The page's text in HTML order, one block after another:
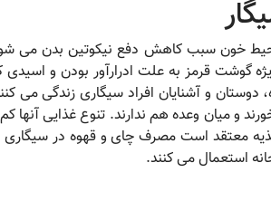
خون سبب کاهش دفع نیکوتین بدن می
قرمز به علت ادرارآور بودن و
دوستان و آشنایان افراد سیگاری زندگی
و میان وعده هم ندارند. تنوع غذایی
معتقد است مصرف چای و قهوه در
استعمال می کنند.